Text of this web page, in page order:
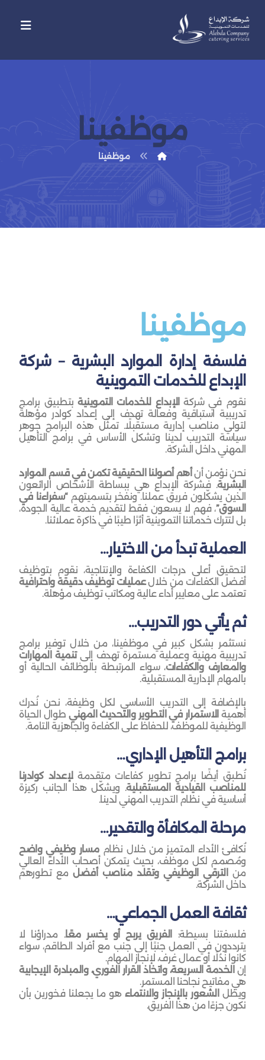
موظفينا
موظفينا
موظفينا
فلسفة إدارة الموارد البشرية – شركة
الإبداع للخدمات التموينية
نقوم في شركة الإبداع للخدمات التموينيةبتطبيق برامج
تدريبية استباقية وفعالة تهدف إلى إعداد كوادر مؤهلة
لتولي مناصب إدارية مستقبلًا. تمثّل هذه البرامج جوهر
سياسة التدريب لدينا وتشكل الأساس في برامج التأهيل
المهني داخل الشركة.
نحن نؤمن أنأهم أصولنا الحقيقية تكمن في قسم الموارد
البشرية. فشركة الإبداع هي ببساطة الأشخاص الرائعون
الذين يشكّلون فريق عملنا. ونفخر بتسميتهم“سفراءنا في
السوق”، فهم لا يسعون فقط لتقديم خدمة عالية الجودة،
بل لتترك خدماتنا التموينية أثرًا طيبًا في ذاكرة عملائنا.
العملية تبدأ من الاختيار…
لتحقيق أعلى درجات الكفاءة والإنتاجية، نقوم بتوظيف
أفضل الكفاءات من خلالعمليات توظيف دقيقة واحترافية
تعتمد على معايير أداء عالية ومكاتب توظيف مؤهلة.
ثم يأتي دور التدريب…
نستثمر بشكل كبير في موظفينا، من خلال توفير برامج
تدريبية مهنية وعملية مستمرة تهدف إلىتنمية المهارات
والمعارف والكفاءات، سواء المرتبطة بالوظائف الحالية أو
بالمهام الإدارية المستقبلية.
بالإضافة إلى التدريب الأساسي لكل وظيفة، نحن نُدرك
أهمية الاستمرار في التطوير والتحديث المهنيطوال الحياة
الوظيفية للموظف، للحفاظ على الكفاءة والجاهزية التامة.
برامج التأهيل الإداري…
نُطبق أيضًا برامج تطوير كفاءات متقدمةلإعداد كوادرنا
للمناصب القيادية المستقبلية. ويشكّل هذا الجانب ركيزة
أساسية في نظام التدريب المهني لدينا.
مرحلة المكافأة والتقدير…
نُكافئ الأداء المتميز من خلال نظاممسار وظيفي واضح
ومُصمم لكل موظف، بحيث يتمكن أصحاب الأداء العالي
من
الترقي الوظيفي وتقلد مناصب أفضلمع تطورهم
داخل الشركة.
ثقافة العمل الجماعي…
فلسفتنا بسيطة: الفريق يربح أو يخسر معًا. مدراؤنا لا
يترددون في العمل جنبًا إلى جنب مع أفراد الطاقم، سواء
كانوا نُدُلًا أو عمال غرف، لإنجاز المهام.
إن الخدمة السريعة، واتخاذ القرار الفوري، والمبادرة الإيجابية
هي مفاتيح نجاحنا المستمر.
ويظل
الشعور بالإنجاز والانتماء هو ما يجعلنا فخورين بأن
نكون جزءًا من هذا الفريق.